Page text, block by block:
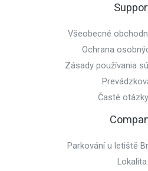
Všeobecné
Ochrana
Zásady používania
Časté
Parkování u letiště
Lokalita